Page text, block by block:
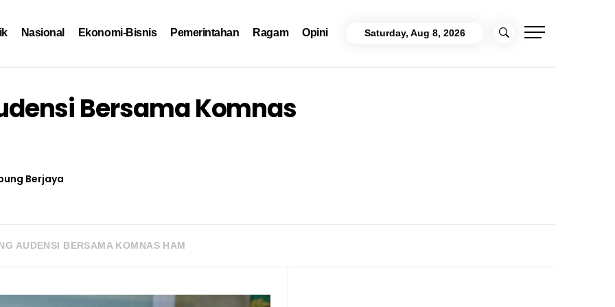
Nasional Ekonomi-Bisnis Pemerintahan Ragam Opini Saturday, Aug 8, 2026
Bersama Komnas
Berjaya
AUDENSI BERSAMA KOMNAS HAM